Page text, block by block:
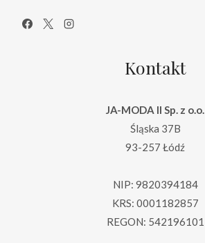
Kontakt
JA-MODA II Sp. z o.o.
Śląska 37B
93-257 Łódź
NIP: 9820394184
KRS: 0001182857
REGON: 542196101